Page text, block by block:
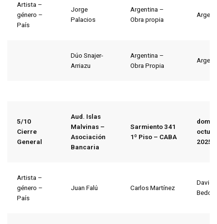
Artista –
género –
País
Jorge
Palacios
Argentina –
Obra propia
Dúo Snajer-
Arriazu
Argentina –
Obra Propia
5/10
Cierre
General
Aud. Islas
Malvinas –
Asociación
Bancaria
Sarmiento 341
1º Piso – CABA
2025
Artista –
género –
País
Juan Falú Carlos Martínez
David